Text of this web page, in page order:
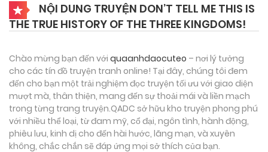
NỘI DUNG TRUYỆN DON’T TELL ME THIS IS
THE TRUE HISTORY OF THE THREE KINGDOMS!
Chào mừng bạn đến với quaanhdaocuteo – nơi lý tưởng
cho các tín đồ truyện tranh online! Tại đây, chúng tôi đem
đến cho bạn một trải nghiệm đọc truyện tối ưu với giao diện
mượt mà, thân thiện, mang đến sự thoải mái và liền mạch
trong từng trang truyện.QADC sở hữu kho truyện phong phú
với nhiều thể loại, từ đam mỹ, cổ đại, ngôn tình, hành động,
phiêu lưu, kinh dị cho đến hài hước, lãng mạn, và xuyên
không, chắc chắn sẽ đáp ứng mọi sở thích của bạn.